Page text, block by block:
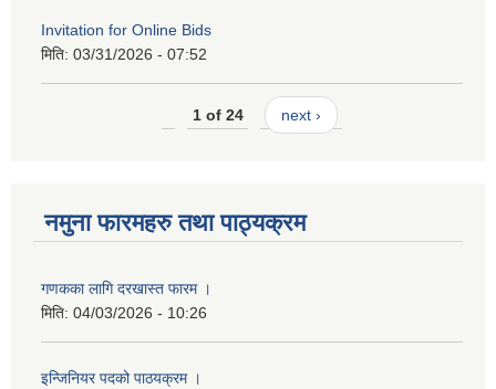
Invitation for Online Bids
मिति: 03/31/2026 - 07:52
1 of 24 next ›
नमुना फारमहरु तथा पाठ्यक्रम
गणकका लागि दरखास्त फारम ।
मिति: 04/03/2026 - 10:26
इन्जिनियर पदको पाठयक्रम ।